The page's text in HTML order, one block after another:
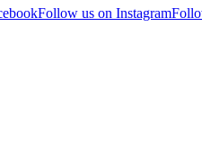
Follow us on Instagram